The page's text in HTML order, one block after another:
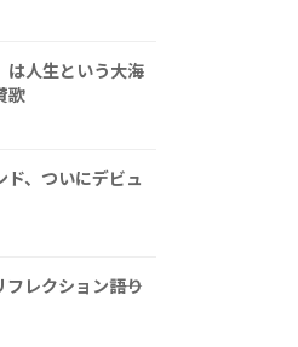
は人生という大海
歌
ド、ついにデビュ
レクション――語り